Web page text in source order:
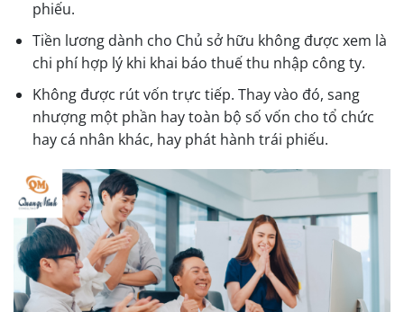
phiếu.
Tiền lương dành cho Chủ sở hữu không được xem là
chi phí hợp lý khi khai báo thuế thu nhập công ty.
Không được rút vốn trực tiếp. Thay vào đó, sang
nhượng một phần hay toàn bộ số vốn cho tổ chức
hay cá nhân khác, hay phát hành trái phiếu.